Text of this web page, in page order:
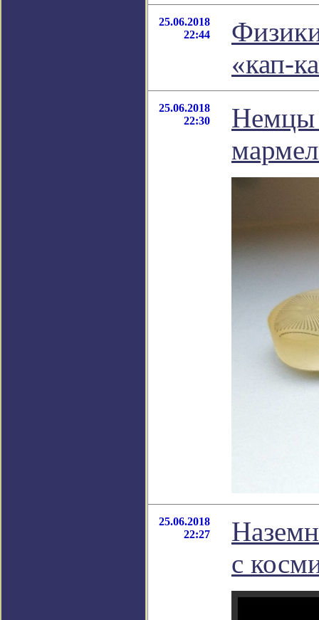
25.06.2018
22:44
«кап-
25.06.2018
22:30
Немцы
25.06.2018
22:27
с